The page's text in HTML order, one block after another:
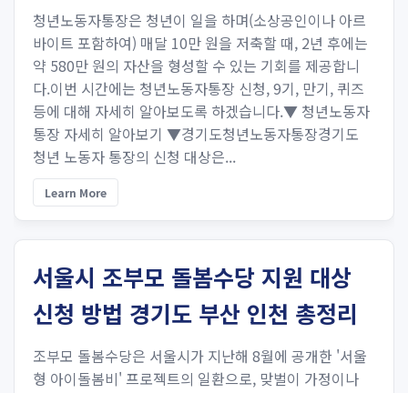
청년노동자통장은 청년이 일을 하며(소상공인이나 아르
바이트 포함하여) 매달 10만 원을 저축할 때, 2년 후에는
약 580만 원의 자산을 형성할 수 있는 기회를 제공합니
다.이번 시간에는 청년노동자통장 신청, 9기, 만기, 퀴즈
등에 대해 자세히 알아보도록 하겠습니다.▼ 청년노동자
통장 자세히 알아보기 ▼경기도청년노동자통장경기도
청년 노동자 통장의 신청 대상은...
Learn More
서울시 조부모 돌봄수당 지원 대상
신청 방법 경기도 부산 인천 총정리
조부모 돌봄수당은 서울시가 지난해 8월에 공개한 '서울
형 아이돌봄비' 프로젝트의 일환으로, 맞벌이 가정이나